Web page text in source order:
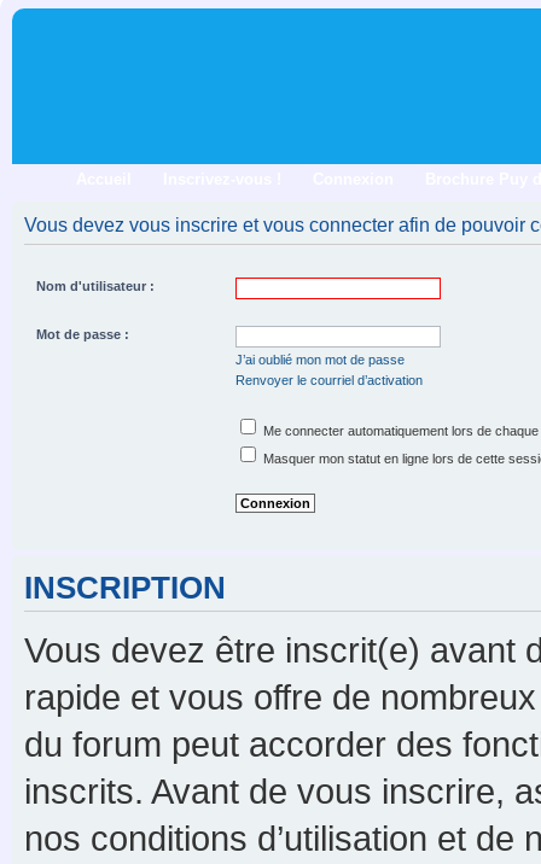
Vous devez vous inscrire et vous connecter afin de pouvoir
Nom d'utilisateur :
Mot de passe :
J’ai oublié mon mot de passe
Renvoyer le courriel d’activation
Me connecter automatiquement lors de
Masquer mon statut en ligne lors de cette
INSCRIPTION
Vous devez être inscrit(e) avant
rapide et vous offre de
du forum peut accorder des
inscrits. Avant de vous inscrire,
nos conditions d’utilisation et de